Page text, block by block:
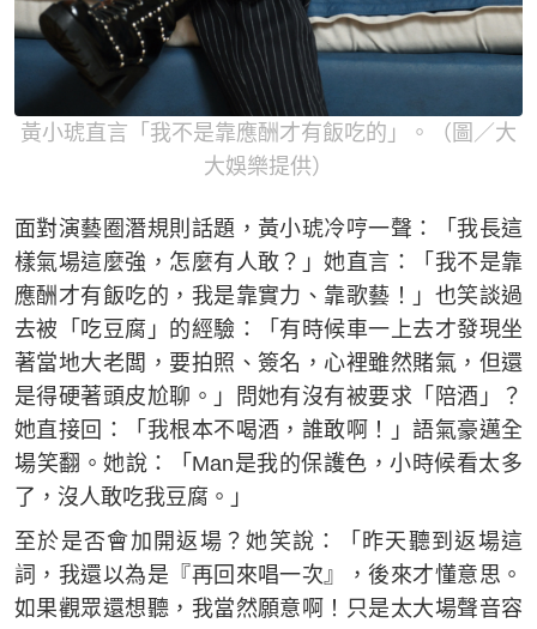
黃小琥直言「我不是靠應酬才有飯吃的」。（圖／大
大娛樂提供）
面對演藝圈潛規則話題，黃小琥冷哼一聲：「我長這
樣氣場這麼強，怎麼有人敢？」她直言：「我不是靠
應酬才有飯吃的，我是靠實力、靠歌藝！」也笑談過
去被「吃豆腐」的經驗：「有時候車一上去才發現坐
著當地大老闆，要拍照、簽名，心裡雖然賭氣，但還
是得硬著頭皮尬聊。」問她有沒有被要求「陪酒」？
她直接回：「我根本不喝酒，誰敢啊！」語氣豪邁全
場笑翻。她說：「Man是我的保護色，小時候看太多
了，沒人敢吃我豆腐。」
至於是否會加開返場？她笑說：「昨天聽到返場這
詞，我還以為是『再回來唱一次』，後來才懂意思。
如果觀眾還想聽，我當然願意啊！只是太大場聲音容